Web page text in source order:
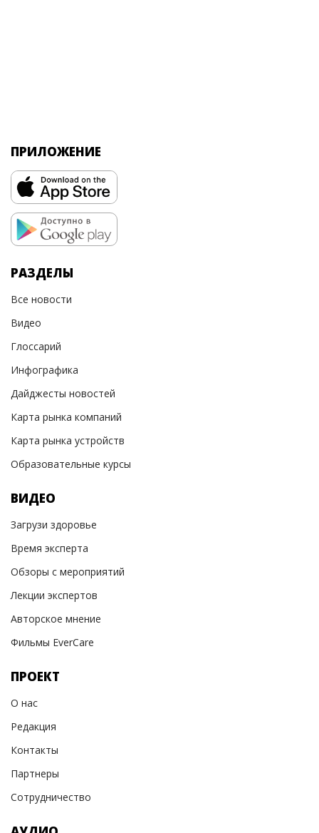
ПРИЛОЖЕНИЕ
РАЗДЕЛЫ
Все новости
Видео
Глоссарий
Инфографика
Дайджесты новостей
Карта рынка компаний
Карта рынка устройств
Образовательные курсы
ВИДЕО
Загрузи здоровье
Время эксперта
Обзоры с мероприятий
Лекции экспертов
Авторское мнение
Фильмы EverCare
ПРОЕКТ
О нас
Редакция
Контакты
Партнеры
Сотрудничество